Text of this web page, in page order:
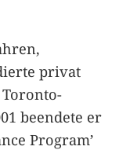
privat
beendete er
Program’